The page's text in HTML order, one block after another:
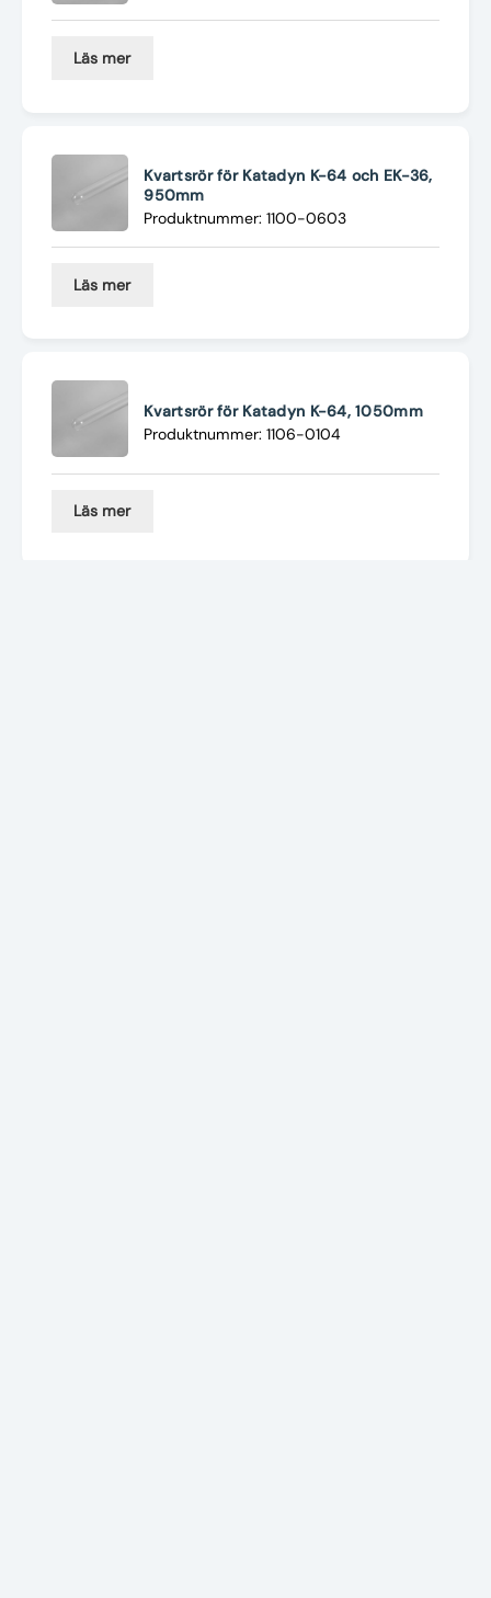
Läs mer
Kvartsrör för Katadyn K-64 och EK-36,
950mm
Produktnummer: 1100-0603
Läs mer
Kvartsrör för Katadyn K-64, 1050mm
Produktnummer: 1106-0104
Läs mer